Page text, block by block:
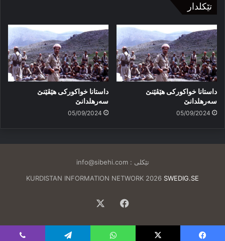
تێکلدار
داستانا خواکورکی هێڤێنێ
سه‌رهلدانێ
05/09/2024
داستانا خواکورکی هێڤێنێ
سەرهلدانێ
05/09/2024
تێکلی :info@sibehi.com
KURDISTAN INFORMATION NETWORK 2026 SWEDIG.SE
Facebook